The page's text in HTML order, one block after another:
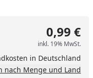
0,99 €
inkl. 19% MwSt.
in Deutschland
nach Menge und Land